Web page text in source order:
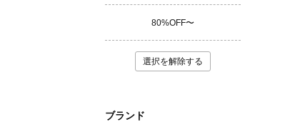
80%OFF〜
選択を解除する
ブランド